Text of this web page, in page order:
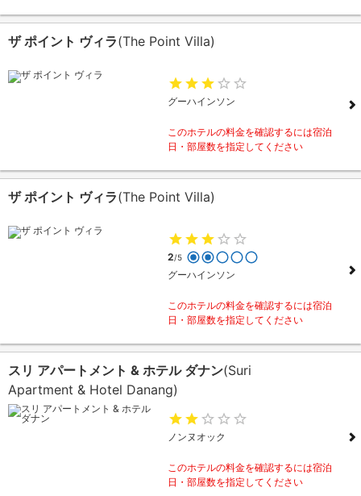
ザ ポイント ヴィラ(The Point Villa)
グーハインソン
このホテルの料金を確認するには宿泊
日・部屋数を指定してください
ザ ポイント ヴィラ(The Point Villa)
2/5
グーハインソン
このホテルの料金を確認するには宿泊
日・部屋数を指定してください
スリ アパートメント & ホテル ダナン(Suri
Apartment & Hotel Danang)
ノンヌオック
このホテルの料金を確認するには宿泊
日・部屋数を指定してください